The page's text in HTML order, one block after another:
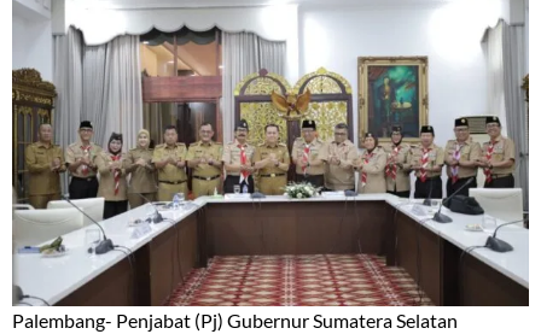
Palembang- Penjabat (Pj) Gubernur Sumatera Selatan